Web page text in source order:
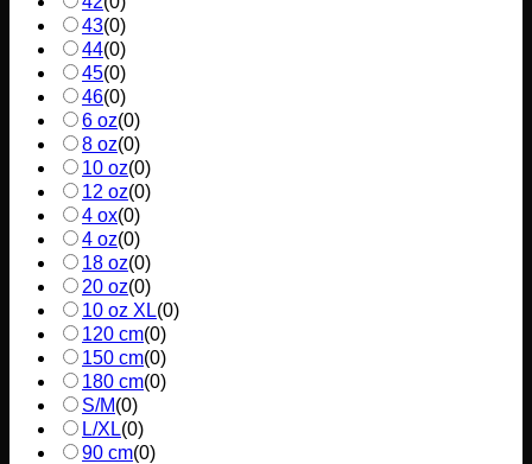
43(0)
44(0)
45(0)
46(0)
6 oz(0)
8 oz(0)
10 oz(0)
12 oz(0)
4 ox(0)
4 oz(0)
18 oz(0)
20 oz(0)
10 oz XL(0)
120 cm(0)
150 cm(0)
180 cm(0)
S/M(0)
L/XL(0)
90 cm(0)